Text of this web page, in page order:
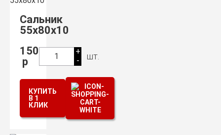
Сальник
55х80х10
150
р
1
+
-
шт.
КУПИТЬ
В 1
КЛИК